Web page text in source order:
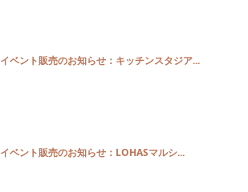
イベント販売のお知らせ：キッチンスタジア...
イベント販売のお知らせ：LOHASマルシ...